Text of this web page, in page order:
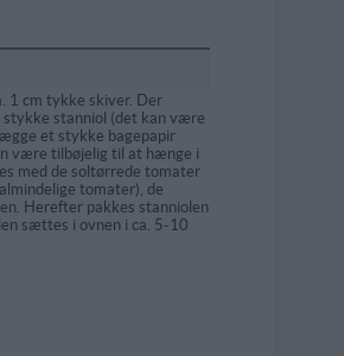
1 cm tykke skiver. Der
stykke stanniol (det kan være
et stykke bagepapir
være tilbøjelig til at hænge i
med de soltørrede tomater
tomater), de
Herefter pakkes stanniolen
sættes i ovnen i ca. 5-10